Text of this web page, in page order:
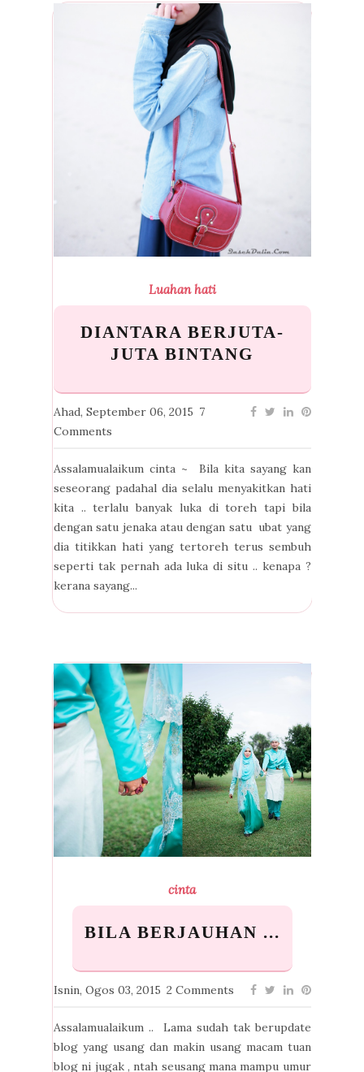
Luahan hati
DIANTARA BERJUTA-
JUTA BINTANG
Ahad, September 06, 2015 7
Comments
Assalamualaikum cinta ~ Bila kita sayang kan
seseorang padahal dia selalu menyakitkan hati
kita .. terlalu banyak luka di toreh tapi bila
dengan satu jenaka atau dengan satu ubat yang
dia titikkan hati yang tertoreh terus sembuh
seperti tak pernah ada luka di situ .. kenapa ?
kerana sayang...
cinta
BILA BERJAUHAN ...
Isnin, Ogos 03, 2015 2 Comments
Assalamualaikum .. Lama sudah tak berupdate
blog yang usang dan makin usang macam tuan
blog ni jugak , ntah seusang mana mampu umur